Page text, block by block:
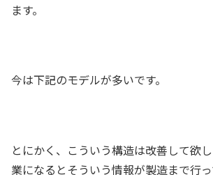
ます。
今は下記のモデルが多いです。
とにかく、こういう構造は改善して欲
業になるとそういう情報が製造まで行